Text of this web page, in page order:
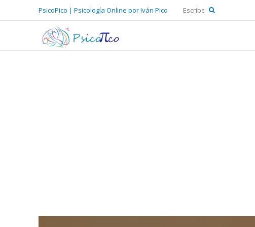
PsicoPico | Psicología Online por Iván Pico